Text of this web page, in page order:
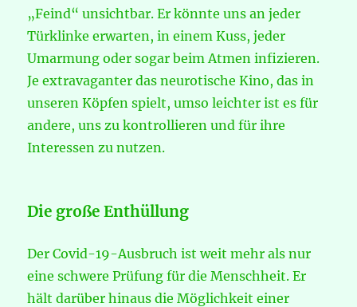
„Feind“ unsichtbar. Er könnte uns an jeder
Türklinke erwarten, in einem Kuss, jeder
Umarmung oder sogar beim Atmen infizieren.
Je extravaganter das neurotische Kino, das in
unseren Köpfen spielt, umso leichter ist es für
andere, uns zu kontrollieren und für ihre
Interessen zu nutzen.
Die große Enthüllung
Der Covid-19-Ausbruch ist weit mehr als nur
eine schwere Prüfung für die Menschheit. Er
hält darüber hinaus die Möglichkeit einer